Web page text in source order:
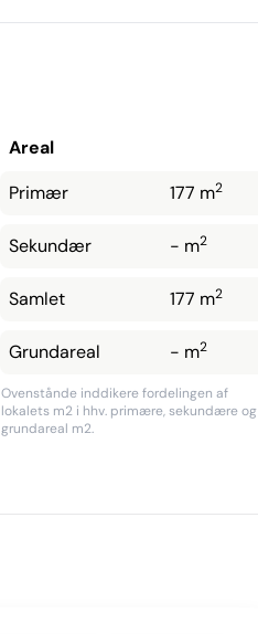
Areal
Primær
177 m2
Sekundær - m2
Samlet 177 m2
Grundareal - m2
Ovenstånde inddikere fordelingen af
lokalets m2 i hhv. primære, sekundære og
grundareal m2.